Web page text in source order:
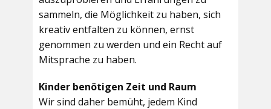
sammeln, die Möglichkeit zu haben, sich
kreativ entfalten zu können, ernst
genommen zu werden und ein Recht auf
Mitsprache zu haben.
Kinder benötigen Zeit und Raum
Wir sind daher bemüht, jedem Kind